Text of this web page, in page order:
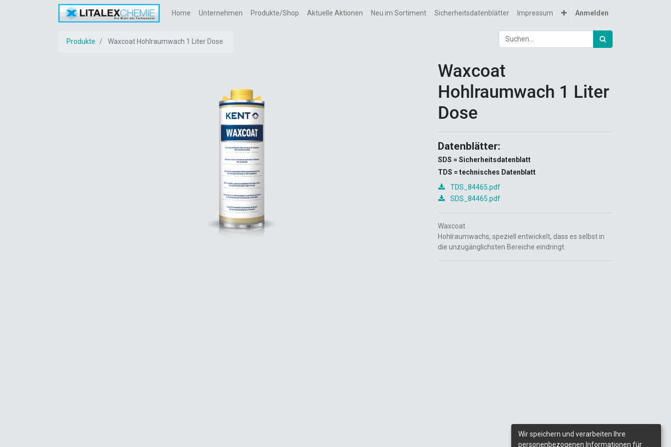
Home Unternehmen Produkte/Shop Aktuelle Aktionen Neu im Sortiment Sicherheitsdatenblätter Impressum Anmelden
Produkte Waxcoat Hohlraumwach 1 Liter Dose
Waxcoat
Hohlraumwach 1 Liter
Dose
Datenblätter:
SDS = Sicherheitsdatenblatt
TDS = technisches Datenblatt
TDS_84465.pdf
SDS_84465.pdf
Waxcoat
Hohlraumwachs, speziell entwickelt, dass es selbst in
die unzugänglichsten Bereiche eindringt.
Wir speichern und verarbeiten Ihre
personenbezogenen Informationen für